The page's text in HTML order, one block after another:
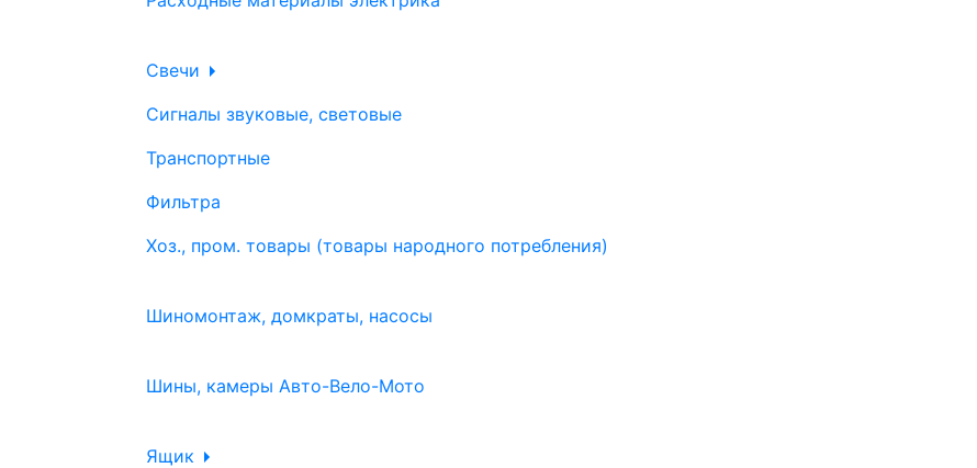
Свечи
Сигналы звуковые, световые
Транспортные
Фильтра
Хоз., пром. товары (товары народного потребления)
Шиномонтаж, домкраты, насосы
Шины, камеры Авто-Вело-Мото
Ящик